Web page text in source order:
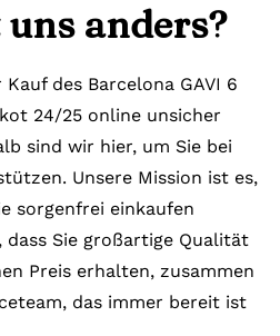
anders?
des Barcelona GAVI 6
24/25 online unsicher
sind wir hier, um Sie bei
Unsere Mission ist es,
sorgenfrei einkaufen
dass Sie großartige Qualität
Preis erhalten, zusammen
das immer bereit ist